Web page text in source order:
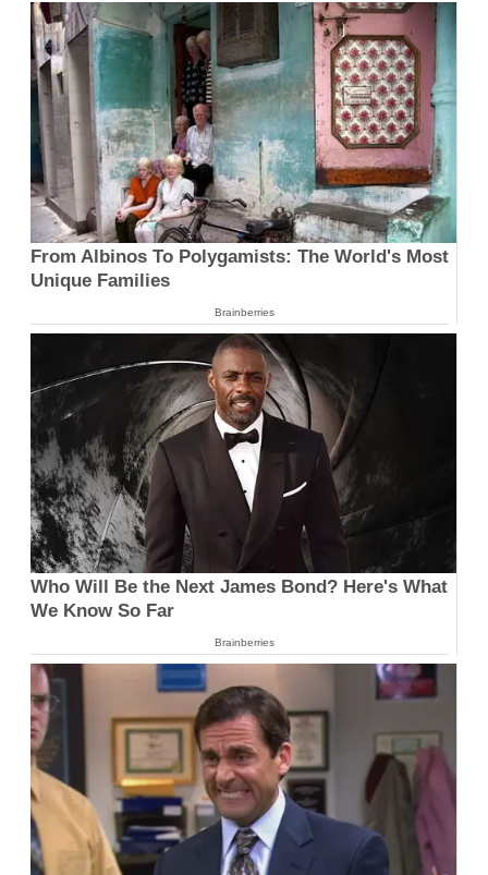
From Albinos To Polygamists: The World's Most
Unique Families
Brainberries
Who Will Be the Next James Bond? Here's What
We Know So Far
Brainberries